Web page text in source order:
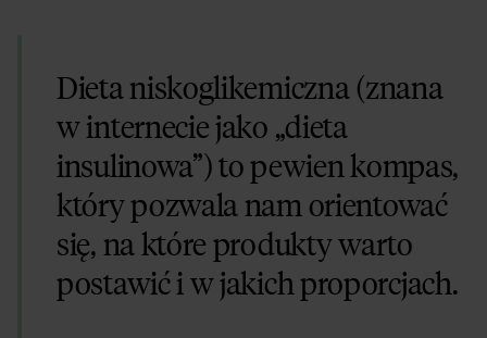
Dieta niskoglikemiczna (znana
w internecie jako „dieta
insulinowa”) to pewien kompas,
który pozwala nam orientować
się, na które produkty warto
postawić i w jakich proporcjach.